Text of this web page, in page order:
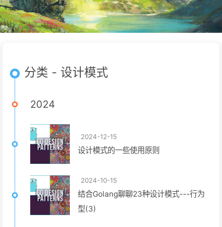
分类 - 设计模式
2024
2024-12-15
设计模式的一些使用原则
2024-10-15
结合Golang聊聊23种设计模式---行为
型(3)